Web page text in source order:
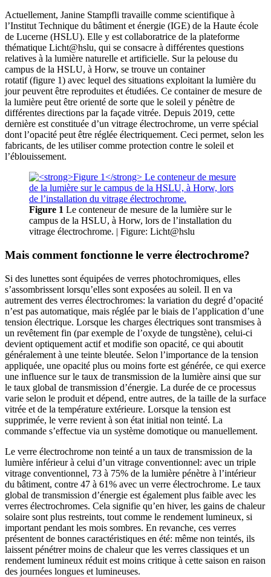
Actuellement, Janine Stampfli travaille comme scientifique à
l’Institut Technique du bâtiment et énergie (IGE) de la Haute école
de Lucerne (HSLU). Elle y est collaboratrice de la plateforme
thématique Licht@hslu, qui se consacre à différentes questions
relatives à la lumière naturelle et artificielle. Sur la pelouse du
campus de la HSLU, à Horw, se trouve un container
rotatif (figure 1) avec lequel des situations exploitant la lumière du
jour peuvent être reproduites et étudiées. Ce container de mesure de
la lumière peut être orienté de sorte que le soleil y pénètre de
différentes directions par la façade vitrée. Depuis 2019, cette
dernière est constituée d’un vitrage électrochrome, un verre spécial
dont l’opacité peut être réglée électriquement. Ceci permet, selon les
fabricants, de les utiliser comme protection contre le soleil et
l’éblouissement.
Figure 1 Le conteneur de mesure de la lumière sur le
campus de la HSLU, à Horw, lors de l’installation du
vitrage électrochrome. | Figure: Licht@hslu
Mais comment fonctionne le verre électrochrome?
Si des lunettes sont équipées de verres photochromiques, elles
s’assombrissent lorsqu’elles sont exposées au soleil. Il en va
autrement des verres électrochromes: la variation du degré d’opacité
n’est pas automatique, mais réglée par le biais de l’application d’une
tension électrique. Lorsque les charges électriques sont transmises à
un revêtement fin (par exemple de l’oxyde de tungstène), celui-ci
devient optiquement actif et modifie son opacité, ce qui aboutit
généralement à une teinte bleutée. Selon l’importance de la tension
appliquée, une opacité plus ou moins forte est générée, ce qui exerce
une influence sur le taux de transmission de la lumière ainsi que sur
le taux global de transmission d’énergie. La durée de ce processus
varie selon le produit et dépend, entre autres, de la taille de la surface
vitrée et de la température extérieure. Lorsque la tension est
supprimée, le verre revient à son état initial non teinté. La
commande s’effectue via un système domotique ou manuellement.
Le verre électrochrome non teinté a un taux de transmission de la
lumière inférieur à celui d’un vitrage conventionnel: avec un triple
vitrage conventionnel, 73 à 75% de la lumière pénètre à l’intérieur
du bâtiment, contre 47 à 61% avec un verre électrochrome. Le taux
global de transmission d’énergie est également plus faible avec les
verres électrochromes. Cela signifie qu’en hiver, les gains de chaleur
solaire sont plus restreints, tout comme le rendement lumineux, si
important pendant les mois sombres. En revanche, ces verres
présentent de bonnes caractéristiques en été: même non teintés, ils
laissent pénétrer moins de chaleur que les verres classiques et un
rendement lumineux réduit est moins critique à cette saison en raison
des journées longues et lumineuses.